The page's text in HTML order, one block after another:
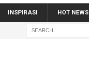
INSPIRASI HOT NEWS